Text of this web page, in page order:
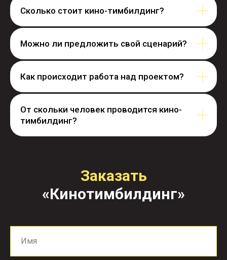
Сколько стоит кино-тимбилдинг?
Можно ли предложить свой сценарий?
Как происходит работа над проектом?
От скольки человек проводится кино-
тимбилдинг?
Заказать
«Кинотимбилдинг»